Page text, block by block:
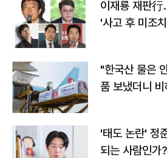
이재룡 재판行
'사고 후 미조
"한국산 물은
품 보냈더니
'태도 논란' 정
되는 사람인가